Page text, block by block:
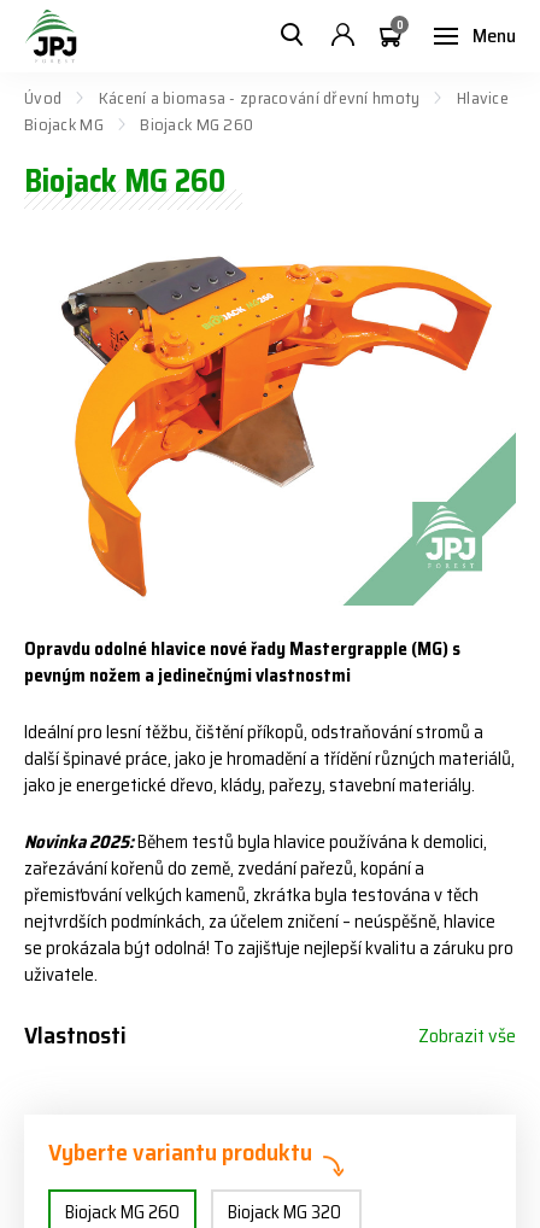
Menu
0
Úvod Kácení a biomasa - zpracování dřevní hmoty
Hlavice
Biojack MG
Biojack MG 260
Biojack MG 260
Opravdu odolné hlavice nové řady Mastergrapple (MG) s
pevným nožem a jedinečnými vlastnostmi
Ideální pro lesní těžbu, čištění příkopů, odstraňování stromů a
další špinavé práce, jako je hromadění a třídění různých materiálů,
jako je energetické dřevo, klády, pařezy, stavební materiály.
Novinka 2025:Během testů byla hlavice používána k demolici,
zařezávání kořenů do země, zvedání pařezů, kopání a
přemisťování velkých kamenů, zkrátka byla testována v těch
nejtvrdších podmínkách, za účelem zničení – neúspěšně, hlavice
se prokázala být odolná! To zajišťuje nejlepší kvalitu a záruku pro
uživatele.
Vlastnosti Zobrazit vše
Vyberte variantu produktu
Biojack MG 260 Biojack MG 320